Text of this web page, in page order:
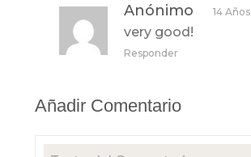
Anónimo 14
very good!
Responder
Añadir Comentario